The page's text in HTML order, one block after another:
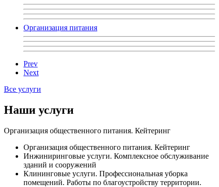
Организация питания
Prev
Next
Все услуги
Наши услуги
Организация общественного питания. Кейтеринг
Организация общественного питания. Кейтеринг
Инжиниринговые услуги. Комплексное обслуживание
зданий и сооружений
Клининговые услуги. Профессиональная уборка
помещений. Работы по благоустройству территории.